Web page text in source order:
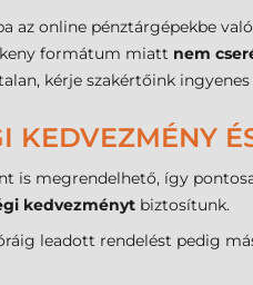
az online pénztárgépekbe
formátum miatt nem
kérje szakértőink
KEDVEZMÉNY
is megrendelhető, így
kedvezményt biztosítunk.
leadott rendelést pedig